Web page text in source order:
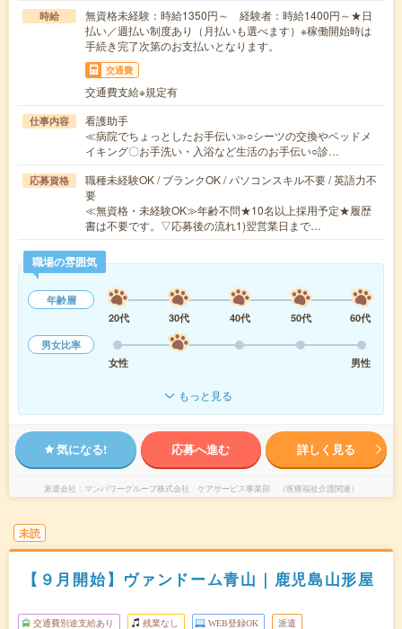
時給
無資格未経験：時給1350円～ 経験者：時給1400円～★日
払い／週払い制度あり（月払いも選べます）※稼働開始時は
手続き完了次第のお支払いとなります。
交通費
交通費支給※規定有
仕事内容
看護助手
≪病院でちょっとしたお手伝い≫○シーツの交換やベッドメ
イキング〇お手洗い・入浴など生活のお手伝い○診…
応募資格
職種未経験OK / ブランクOK / パソコンスキル不要 / 英語力不
要
≪無資格・未経験OK≫年齢不問★10名以上採用予定★履歴
書は不要です。▽応募後の流れ1)翌営業日まで…
職場の雰囲気
年齢層
20代
30代 40代 50代
60代
男女比率
女性
男性
もっと見る
気になる! 応募へ進む 詳しく見る
派遣会社 マンパワーグループ株式会社 ケアサービス事業部 （医療福祉介護関連）
未読
【９月開始】ヴァンドーム青山｜鹿児島山形屋
交通費別途支給あり 残業なし WEB登録OK 派遣